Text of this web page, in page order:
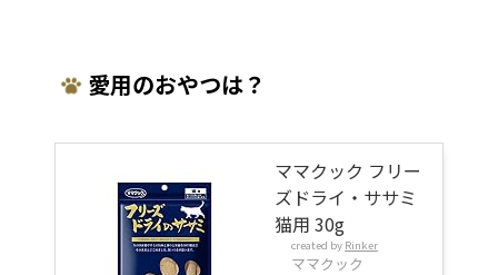
愛用のおやつは？
ママクック フリー
ズドライ・ササミ
猫用 30g
created by Rinker
ママクック